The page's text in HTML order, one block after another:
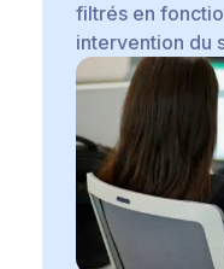
filtrés en
intervention du